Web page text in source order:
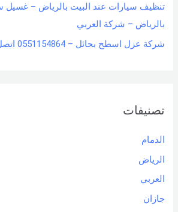
تنظيف سيارات عند البيت بالرياض – غسيل
بالرياض – شركة العربي
شركة عزل اسطح بحائل – 0551154864 اتصل بنا – شركة العربي
تصنيفات
الدمام
الرياض
العربي
جازان